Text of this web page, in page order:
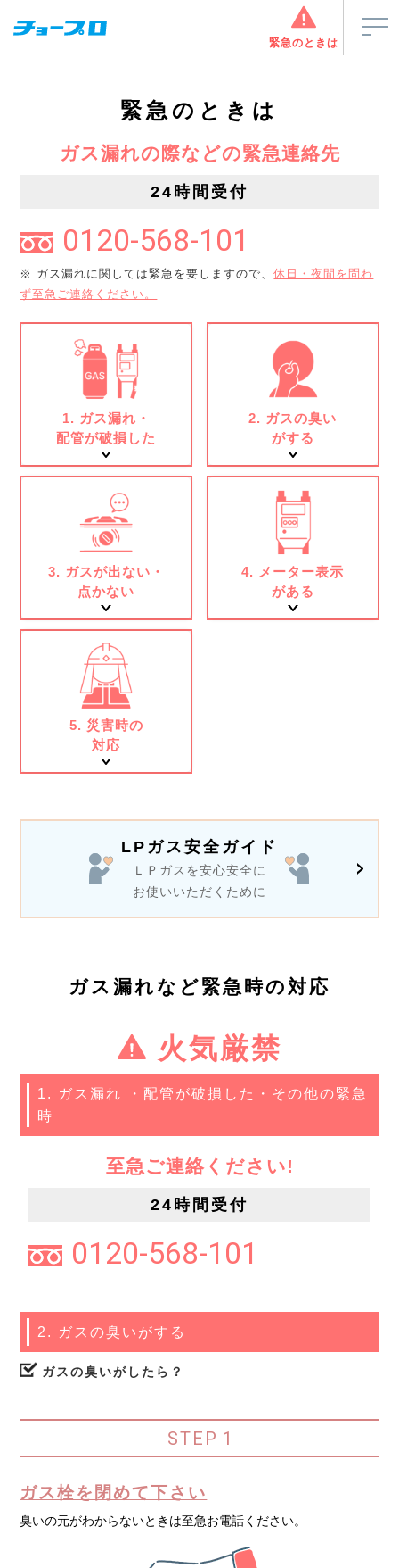
緊急のときは
緊急のときは
ガス漏れの際などの緊急連絡先
24時間受付
0120-568-101
※ ガス漏れに関しては緊急を要しますので、休日・夜間を問わ
ず至急ご連絡ください。
1. ガス漏れ・
配管が破損した
2. ガスの臭い
がする
3. ガスが出ない・
点かない
4. メーター表示
がある
5. 災害時の
対応
LPガス安全ガイド
ＬＰガスを安心安全に
お使いいただくために
ガス漏れなど緊急時の対応
火気厳禁
1. ガス漏れ ・配管が破損した・その他の緊急
時
至急ご連絡ください!
24時間受付
0120-568-101
2. ガスの臭いがする
ガスの臭いがしたら？
STEP 1
ガス栓を閉めて下さい
臭いの元がわからないときは至急お電話ください。